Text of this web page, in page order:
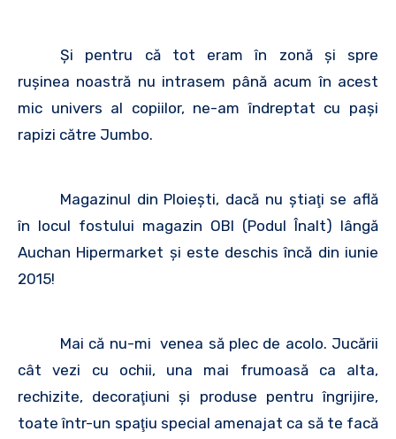
Şi pentru că tot eram în zonă şi spre
ruşinea noastră nu intrasem până acum în acest
mic univers al copiilor, ne-am îndreptat cu paşi
rapizi către Jumbo.
Magazinul din Ploieşti, dacă nu ştiaţi se află
în locul fostului magazin OBI (Podul Înalt) lângă
Auchan Hipermarket şi este deschis încă din iunie
2015!
Mai că nu-mi venea să plec de acolo. Jucării
cât vezi cu ochii, una mai frumoasă ca alta,
rechizite, decoraţiuni şi produse pentru îngrijire,
toate într-un spaţiu special amenajat ca să te facă